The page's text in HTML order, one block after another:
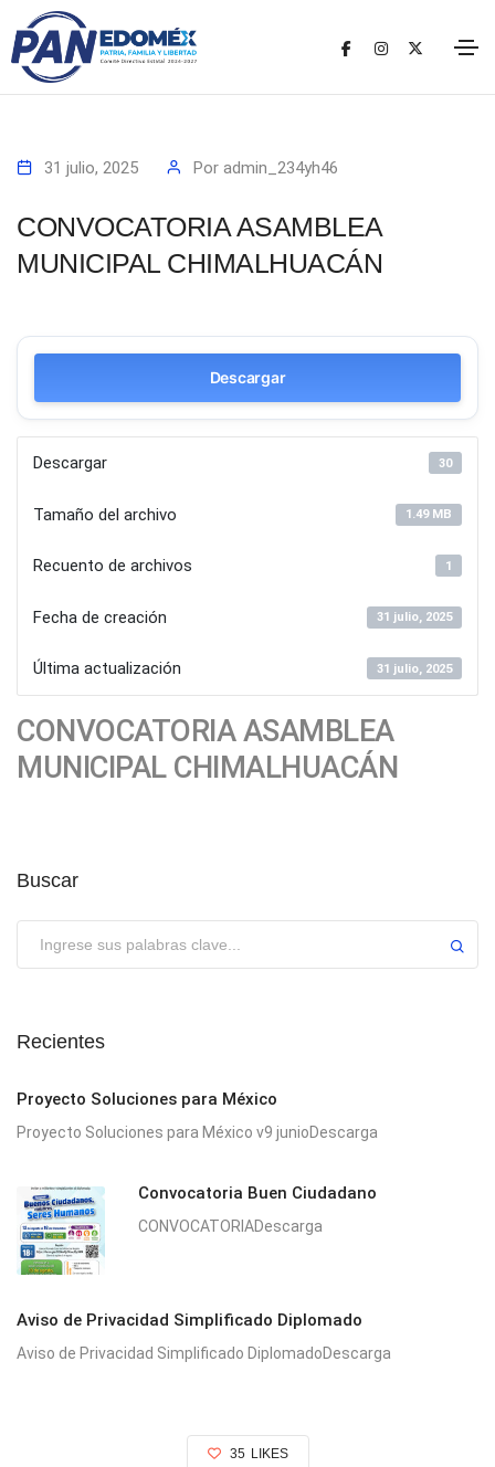
31 julio, 2025 Por admin_234yh46
CONVOCATORIA ASAMBLEA
MUNICIPAL CHIMALHUACÁN
Descargar
Descargar 30
Tamaño del archivo 1.49 MB
Recuento de archivos 1
Fecha de creación 31 julio, 2025
Última actualización 31 julio, 2025
CONVOCATORIA ASAMBLEA
MUNICIPAL CHIMALHUACÁN
Buscar
Recientes
Proyecto Soluciones para México
Proyecto Soluciones para México v9 junioDescarga
Convocatoria Buen Ciudadano
CONVOCATORIADescarga
Aviso de Privacidad Simplificado Diplomado
Aviso de Privacidad Simplificado DiplomadoDescarga
35 LIKES